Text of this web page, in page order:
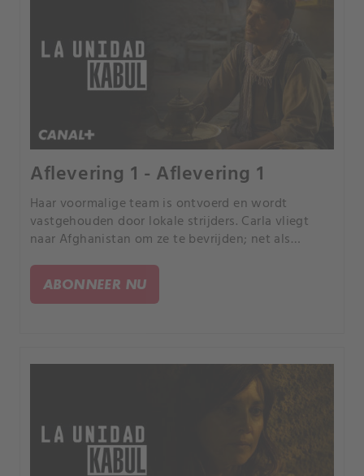
Aflevering 1 - Aflevering 1
Haar voormalige team is ontvoerd en wordt
vastgehouden door lokale strijders. Carla vliegt
naar Afghanistan om ze te bevrijden; net als
plotselinge herovering van Kabul door de Taliban,
waardoor er nog maar een paar uur overblijft voor
ABONNEER NU